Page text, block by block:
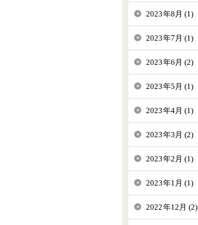
2023年8月 (1)
2023年7月 (1)
2023年6月 (2)
2023年5月 (1)
2023年4月 (1)
2023年3月 (2)
2023年2月 (1)
2023年1月 (1)
2022年12月 (2)